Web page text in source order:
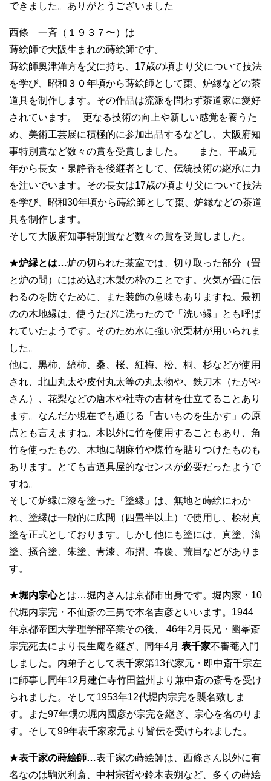
できました。ありがとうございました
西條 一斉（１９３７〜）は
蒔絵師で大阪生まれの蒔絵師です。
蒔絵師奥津洋方を父に持ち、17歳の頃より父について技法
を学び、昭和３０年頃から蒔絵師として棗、炉縁などの茶
道具を制作します。その作品は流派を問わず茶道家に愛好
されています。 更なる技術の向上や新しい感覚を養うた
め、美術工芸展に積極的に参加出品するなどし、大阪府知
事特別賞など数々の賞を受賞しました。 また、平成元
年から長女・泉静香を後継者として、伝統技術の継承に力
を注いでいます。その長女は17歳の頃より父について技法
を学び、昭和30年頃から蒔絵師として棗、炉縁などの茶道
具を制作します。
そして大阪府知事特別賞など数々の賞を受賞しました。
★炉縁とは…炉の切られた茶室では、切り取った部分（畳
と炉の間）にはめ込む木製の枠のことです。火気が畳に伝
わるのを防ぐために、また装飾の意味もありますね。最初
のの木地縁は、使うたびに洗ったので「洗い縁」とも呼ば
れていたようです。そのため水に強い沢栗材が用いられま
した。
他に、黒柿、縞柿、桑、桜、紅梅、松、桐、杉などが使用
され、北山丸太や皮付丸太等の丸太物や、鉄刀木（たがや
さん）、花梨などの唐木や社寺の古材を仕立てることあり
ます。なんだか現在でも通じる「古いものを生かす」の原
点とも言えますね。木以外に竹を使用することもあり、角
竹を使ったもの、木地に胡麻竹や煤竹を貼りつけたものも
あります。とても古道具屋的なセンスが必要だったようで
すね。
そして炉縁に漆を塗った「塗縁」は、無地と蒔絵にわか
れ、塗縁は一般的に広間（四畳半以上）で使用し、桧材真
塗を正式としております。しかし他にも塗には、真塗、溜
塗、掻合塗、朱塗、青漆、布摺、春慶、荒目などがありま
す。
★堀内宗心とは…堀内さんは京都市出身です。堀内家・10
代堀内宗完・不仙斎の三男で本名吉彦といいます。1944
年京都帝国大学理学部卒業その後、 46年2月長兄・幽峯斎
宗完死去により長生庵を継ぎ、同年4月 表千家不審菴入門
しました。内弟子として表千家第13代家元・即中斎千宗左
に師事し同年12月建仁寺竹田益州より兼中斎の斎号を受け
られました。そして1953年12代堀内宗完を襲名致しま
す。また97年甥の堀内國彦が宗完を継ぎ、宗心を名のりま
す。そして99年表千家家元より皆伝を受けられました。
★表千家の蒔絵師…表千家の蒔絵師は、西條さん以外に有
名なのは駒沢利斎、中村宗哲や鈴木表朔など、多くの蒔絵